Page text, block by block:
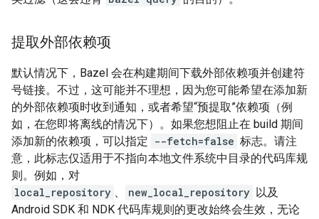
提取外部依赖项
默认情况下，Bazel 会在构建期间下载外部依赖项并创建符
号链接。不过，这可能并不理想，因为您可能希望在添加新
的外部依赖项时收到通知，或者希望“预提取”依赖项（例
如，在您即将离线的情况下）。如果您想阻止在 build 期间
添加新的依赖项，可以指定 --fetch=false 标志。请注
意，此标志仅适用于不指向本地文件系统中目录的代码库规
则。例如，对
local_repository 、 new_local_repository 以及
Android SDK 和 NDK 代码库规则的更改始终会生效，无论